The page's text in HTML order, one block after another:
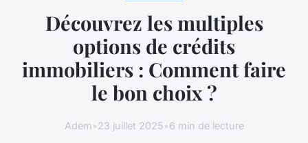
Découvrez les multiples
options de crédits
immobiliers : Comment faire
le bon choix ?
Adem•23 juillet 2025•6 min de lecture